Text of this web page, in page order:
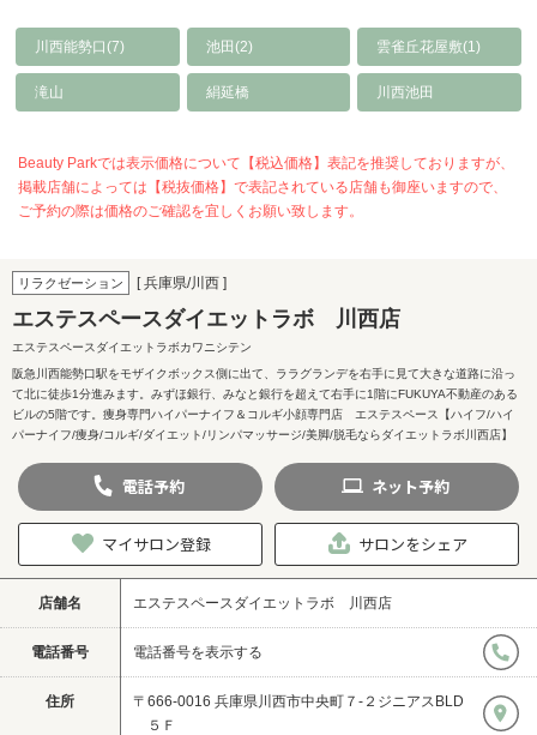
川西能勢口(7) 池田(2) 雲雀丘花屋敷(1)
滝山 絹延橋 川西池田
Beauty Parkでは表示価格について【税込価格】表記を推奨しておりますが、
掲載店舗によっては【税抜価格】で表記されている店舗も御座いますので、
ご予約の際は価格のご確認を宜しくお願い致します。
リラクゼーション [ 兵庫県/川西 ]
エステスペースダイエットラボ 川西店
エステスペースダイエットラボカワニシテン
阪急川西能勢口駅をモザイクボックス側に出て、ララグランデを右手に見て大きな道路に沿っ
て北に徒歩1分進みます。みずほ銀行、みなと銀行を超えて右手に1階にFUKUYA不動産のある
ビルの5階です。痩身専門ハイパーナイフ＆コルギ小顔専門店 エステスペース【ハイフ/ハイ
パーナイフ/痩身/コルギ/ダイエット/リンパマッサージ/美脚/脱毛ならダイエットラボ川西店】
電話予約 ネット予約
マイサロン登録 サロンをシェア
店舗名 エステスペースダイエットラボ 川西店
電話番号 電話番号を表示する
住所
〒666-0016 兵庫県川西市中央町７‐２ジニアスBLD
５Ｆ